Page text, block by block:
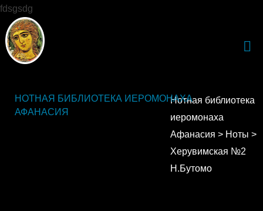
fdsgsdg
НОТНАЯ БИБЛИОТЕКА ИЕРОМОНАХА
АФАНАСИЯ
Нотная библиотека
иеромонаха
Афанасия > Ноты >
Херувимская №2
Н.Бутомо